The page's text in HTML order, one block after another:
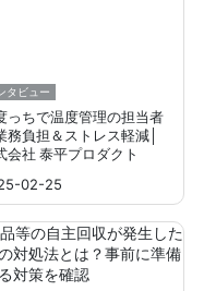
タビュー
っちで温度管理の担当者
務負担＆ストレス軽減│
会社 泰平プロダクト
02-25